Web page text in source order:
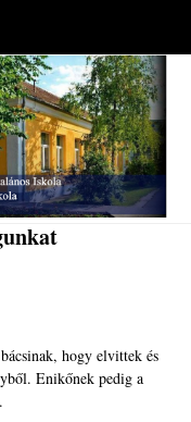
hogy elvittek és
Enikőnek pedig a